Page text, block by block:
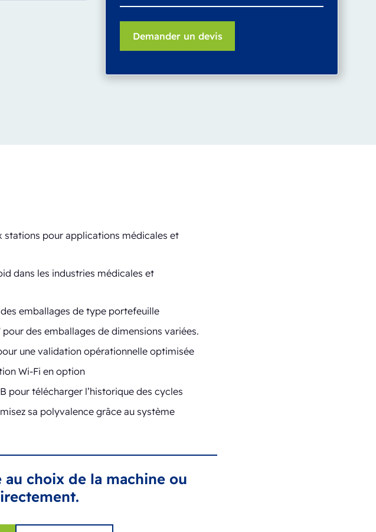
stations pour applications médicales et
dans les industries médicales et
emballages de type portefeuille
des emballages de dimensions variées.
une validation opérationnelle optimisée
Wi-Fi en option
pour télécharger l’historique des cycles
sa polyvalence grâce au système
choix de la machine ou